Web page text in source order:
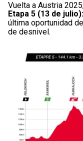
Vuelta a Austria
Etapa 5 (13 de julio):
última oportunidad
de desnivel.